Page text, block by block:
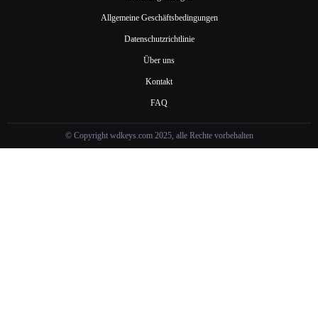
Allgemeine Geschäftsbedingungen
Datenschutzrichtlinie
Über uns
Kontakt
FAQ
© Copyright wdkeys.com 2025, alle Rechte vorbehalten